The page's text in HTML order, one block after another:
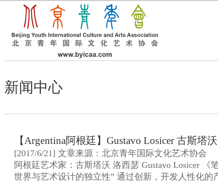
新闻中心
【Argentina阿根廷】Gustavo Losicer 古斯塔
[2017/6/21] 文章来源：北京青年国际文化艺术协会
阿根廷艺术家：古斯塔沃 洛西瑟 Gustavo Losicer 《
世界与艺术设计的独立性” 通过创新，开发人性化的